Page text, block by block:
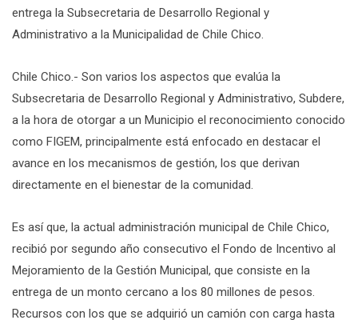
entrega la Subsecretaria de Desarrollo Regional y
Administrativo a la Municipalidad de Chile Chico.
Chile Chico.- Son varios los aspectos que evalúa la
Subsecretaria de Desarrollo Regional y Administrativo, Subdere,
a la hora de otorgar a un Municipio el reconocimiento conocido
como FIGEM, principalmente está enfocado en destacar el
avance en los mecanismos de gestión, los que derivan
directamente en el bienestar de la comunidad.
Es así que, la actual administración municipal de Chile Chico,
recibió por segundo año consecutivo el Fondo de Incentivo al
Mejoramiento de la Gestión Municipal, que consiste en la
entrega de un monto cercano a los 80 millones de pesos.
Recursos con los que se adquirió un camión con carga hasta